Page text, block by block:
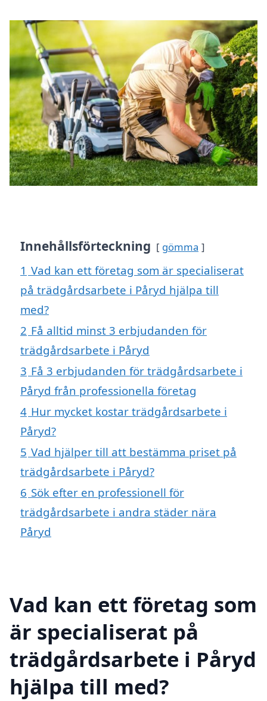
Innehållsförteckning gömma
1 Vad kan ett företag som är specialiserat
på trädgårdsarbete i Påryd hjälpa till
med?
2 Få alltid minst 3 erbjudanden för
trädgårdsarbete i Påryd
3 Få 3 erbjudanden för trädgårdsarbete i
Påryd från professionella företag
4 Hur mycket kostar trädgårdsarbete i
Påryd?
5 Vad hjälper till att bestämma priset på
trädgårdsarbete i Påryd?
6 Sök efter en professionell för
trädgårdsarbete i andra städer nära
Påryd
Vad kan ett företag som
är specialiserat på
trädgårdsarbete i Påryd
hjälpa till med?